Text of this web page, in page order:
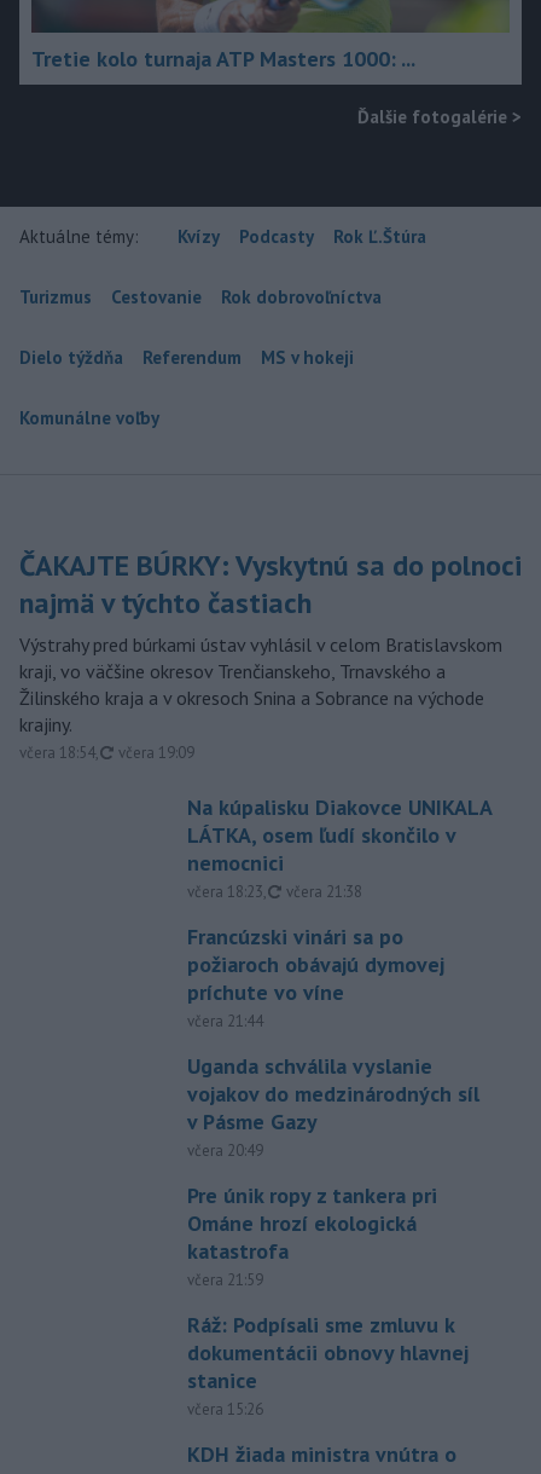
Tretie kolo turnaja ATP Masters 1000: ...
Ďalšie fotogalérie >
Aktuálne témy: Kvízy Podcasty Rok Ľ.Štúra
Turizmus Cestovanie Rok dobrovoľníctva
Dielo týždňa Referendum MS v hokeji
Komunálne voľby
ČAKAJTE BÚRKY: Vyskytnú sa do polnoci
najmä v týchto častiach
Výstrahy pred búrkami ústav vyhlásil v celom Bratislavskom
kraji, vo väčšine okresov Trenčianskeho, Trnavského a
Žilinského kraja a v okresoch Snina a Sobrance na východe
krajiny.
včera 18:54, aktualizované
včera 19:09
Na kúpalisku Diakovce UNIKALA
LÁTKA, osem ľudí skončilo v
nemocnici
včera 18:23, aktualizované
včera 21:38
Francúzski vinári sa po
požiaroch obávajú dymovej
príchute vo víne
včera 21:44
Uganda schválila vyslanie
vojakov do medzinárodných síl
v Pásme Gazy
včera 20:49
Pre únik ropy z tankera pri
Ománe hrozí ekologická
katastrofa
včera 21:59
Ráž: Podpísali sme zmluvu k
dokumentácii obnovy hlavnej
stanice
včera 15:26
KDH žiada ministra vnútra o